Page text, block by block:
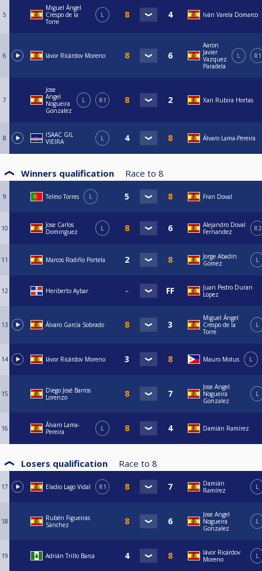
5
Miguel Ángel
Crespo de la
Torre
L Iván Varela Domarco
6 Iávor Ricárdov Moreno
Aaron
Javier
Vazquez
Paradela
L R1
7
Jose
Angel
Nogueira
Gonzalez
L R1 Xan Rubira Hortas
8
ISAAC GIL
VIEIRA
L Álvaro Lama-Pereira
Winners qualification Race to 8
9 Telmo Torres L Fran Doval
10
Jose Carlos
Dominguez
L
Alejandro Doval
Fernandez
R2
11 Marcos Rodiño Portela
Jorge Abadín
Gómez
L
12 Heriberto Aybar
Juan Pedro Duran
Lopez
13 Álvaro García Sobrado
Miguel Ángel
Crespo de la
Torre
L
14 Iávor Ricárdov Moreno Mauro Motus L
15
Diego José Barros
Lorenzo
Jose Angel
Nogueira
Gonzalez
L
16
Álvaro Lama-
Pereira
L Damián Ramírez
Losers qualification Race to 8
17 Eladio Lago Vidal R1
Damián
Ramírez
L
18
Rubén Figueiras
Sánchez
Jose Angel
Nogueira
Gonzalez
L
19 Adrián Trillo Barca
Iávor Ricárdov
Moreno
L